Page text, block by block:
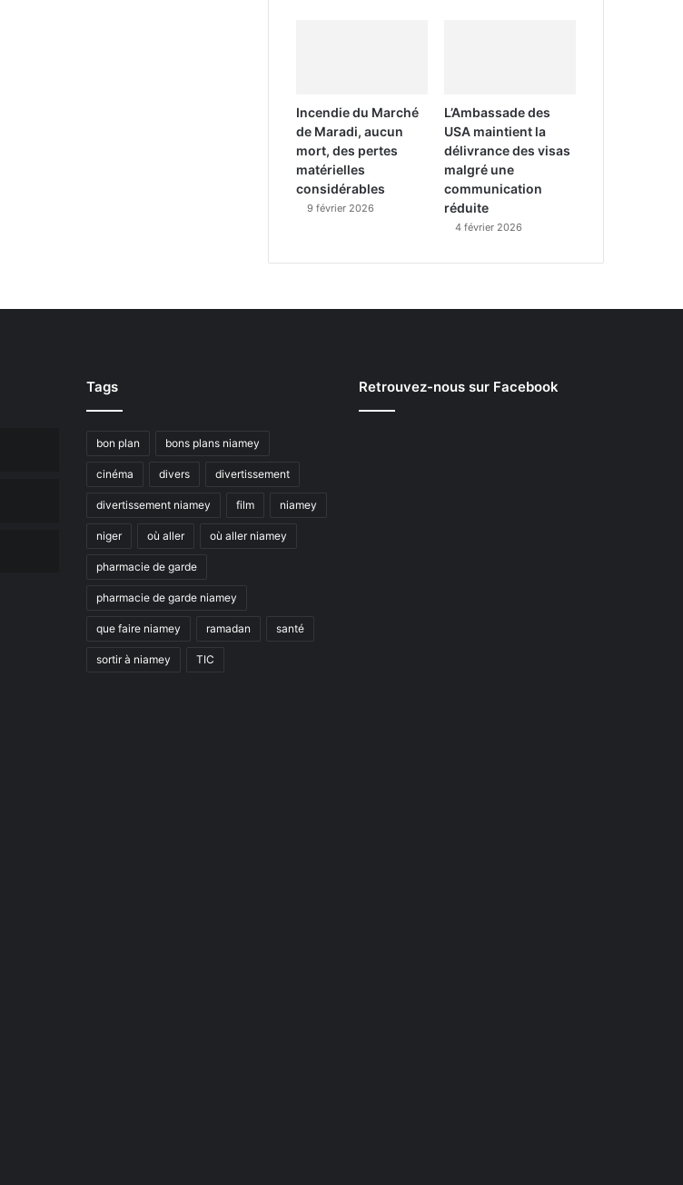
Incendie du Marché
de Maradi, aucun
mort, des pertes
matérielles
considérables
9 février 2026
L’Ambassade des
USA maintient la
délivrance des visas
malgré une
communication
réduite
4 février 2026
Tags
bon plan bons plans niamey
cinéma divers divertissement
divertissement niamey film niamey
niger où aller où aller niamey
pharmacie de garde
pharmacie de garde niamey
que faire niamey ramadan santé
sortir à niamey TIC
Retrouvez-nous sur Facebook